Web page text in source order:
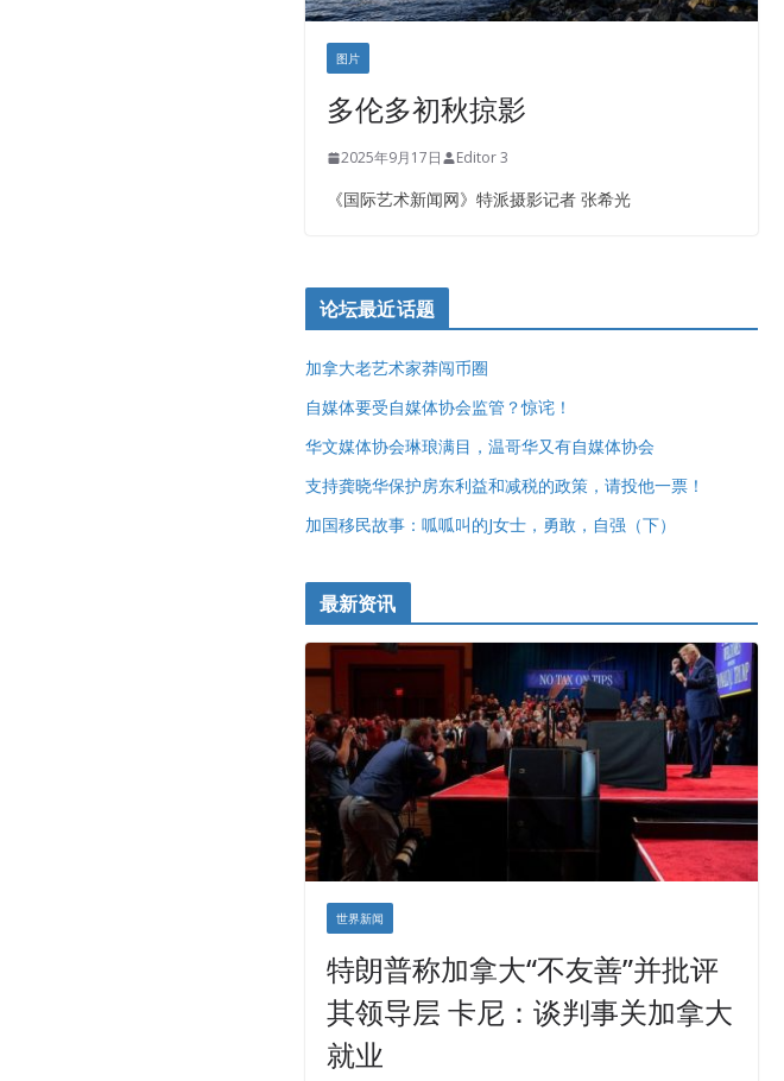
图片
多伦多初秋掠影
2025年9月17日 Editor 3
《国际艺术新闻网》特派摄影记者 张希光
论坛最近话题
加拿大老艺术家莽闯币圈
自媒体要受自媒体协会监管？惊诧！
华文媒体协会琳琅满目，温哥华又有自媒体协会
支持龚晓华保护房东利益和减税的政策，请投他一票！
加国移民故事：呱呱叫的J女士，勇敢，自强（下）
最新资讯
世界新闻
特朗普称加拿大“不友善”并批评
其领导层 卡尼：谈判事关加拿大
就业